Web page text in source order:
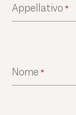
Appellativo *
Nome *